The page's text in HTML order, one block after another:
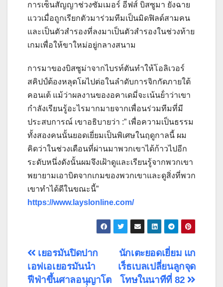
การเซ็นสัญญาช่วงซัมเมอร์ อีฟส์ บิสซูมา ยังฉาย
แววเมื่อถูกเรียกตัวมาร่วมทีมเป็นมิดฟิลด์สามคน
และเป็นตัวสํารองที่ลงมาเป็นตัวสํารองในช่วงท้าย
เกมเพื่อให้ขาใหม่อยู่กลางสนาม
การมาของบิสซูม่าจากไบรท์ตันทําให้โอลิเวอร์
สคิปป์ต้องหลุดโผไปต่อในลําดับการจิกกัดภายใต้
คอนเต้ แม้ว่าผลงานของอคาเดมี่จะเน้นย้ําว่าเขา
กําลังเรียนรู้อะไรมากมายจากเพื่อนร่วมทีมที่มี
ประสบการณ์ เขาอธิบายว่า :” เพื่อความเป็นธรรม
ทั้งสองคนนั้นยอดเยี่ยมเป็นพิเศษในฤดูกาลนี้ ผม
คิดว่าในช่วงเดือนที่ผ่านมาพวกเขาได้ก้าวไปอีก
ระดับหนึ่งดังนั้นผมจึงเฝ้าดูและเรียนรู้จากพวกเขา
พยายามเอาบิตจากเกมของพวกเขาและดูสิ่งที่พวก
เขาทําได้ดีในขณะนี้”
https://www.layslonline.com/
แนะแนว
เรื่อง
นักเตะยอดเยี่ยม แก
เร็ธเบลเปลี่ยนลูกจุด
โทษในนาทีที่ 82
เยอรมันปิดปาก
เอฟเอเยอรมันนํา
ฟีฟ่าขึ้นศาลอนุญาโต